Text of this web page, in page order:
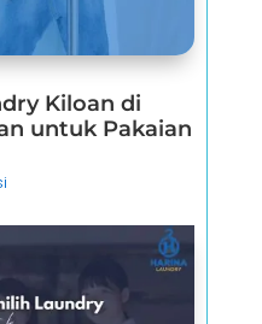
Kiloan di
untuk Pakaian